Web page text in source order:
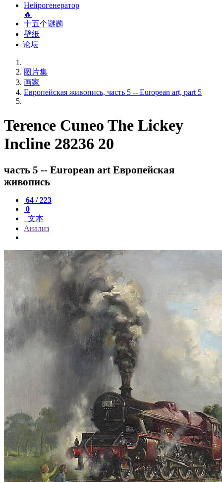
Нейрогенератор
🔥
十五个谜题
壁纸
论坛
图片集
画家
Европейская живопись, часть 5 -- European art, part 5
Terence Cuneo The Lickey
Incline 28236 20
часть 5 -- European art Европейская
живопись
64 / 223
0
文本
Анализ